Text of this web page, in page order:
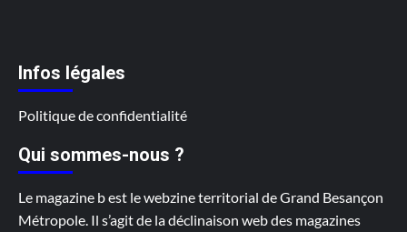
Infos légales
Politique de confidentialité
Qui sommes-nous ?
Le magazine b est le webzine territorial de Grand Besançon
Métropole. Il s’agit de la déclinaison web des magazines